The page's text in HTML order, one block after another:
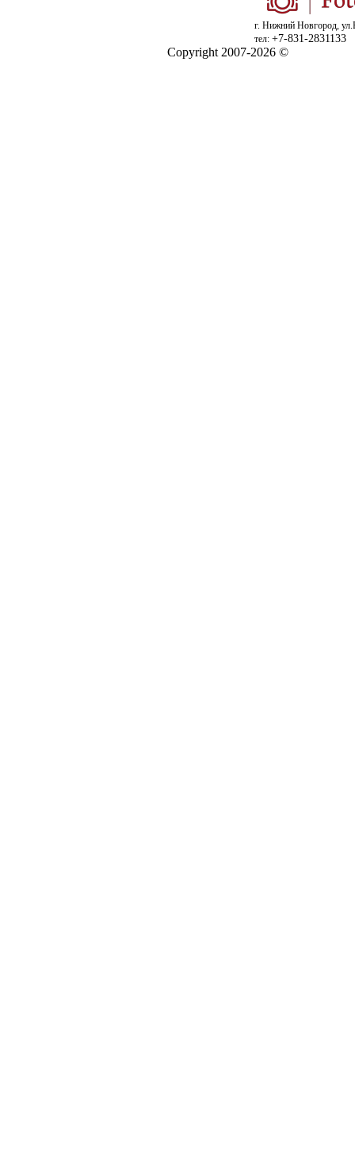
г. Нижний Новгород,
тел: +7-831-2831133
Copyright 2007-2026 ©